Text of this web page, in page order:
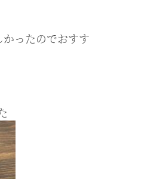
ったのでおすす